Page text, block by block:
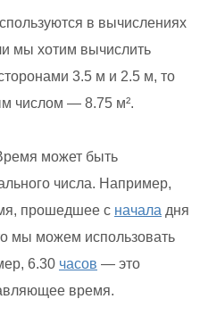
в вычислениях
мы хотим вычислить
3.5 м и 2.5 м, то
числом — 8.75 м².
может быть
числа. Например,
прошедшее с начала дня
мы можем использовать
6.30 часов — это
время.